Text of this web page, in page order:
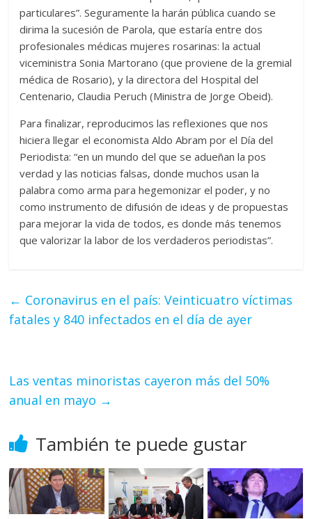
particulares”. Seguramente la harán pública cuando se
dirima la sucesión de Parola, que estaría entre dos
profesionales médicas mujeres rosarinas: la actual
viceministra Sonia Martorano (que proviene de la gremial
médica de Rosario), y la directora del Hospital del
Centenario, Claudia Peruch (Ministra de Jorge Obeid).
Para finalizar, reproducimos las reflexiones que nos
hiciera llegar el economista Aldo Abram por el Día del
Periodista: “en un mundo del que se adueñan la pos
verdad y las noticias falsas, donde muchos usan la
palabra como arma para hegemonizar el poder, y no
como instrumento de difusión de ideas y de propuestas
para mejorar la vida de todos, es donde más tenemos
que valorizar la labor de los verdaderos periodistas”.
← Coronavirus en el país: Veinticuatro víctimas
fatales y 840 infectados en el día de ayer
Las ventas minoristas cayeron más del 50%
anual en mayo →
También te puede gustar